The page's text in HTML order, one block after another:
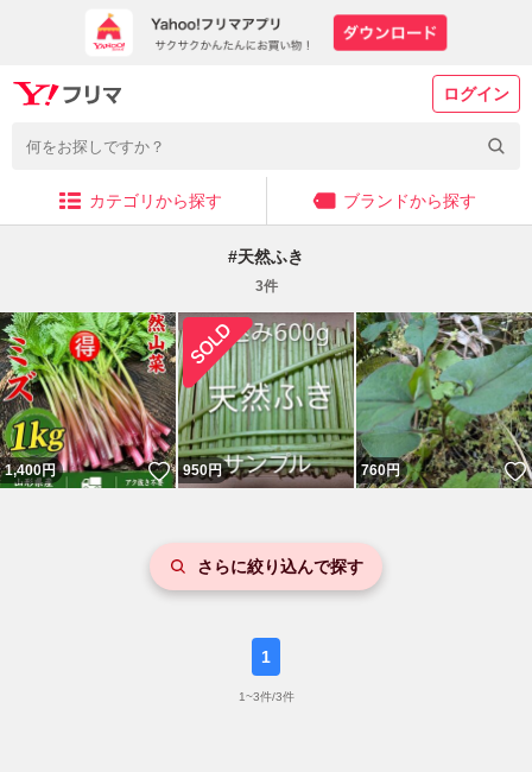
ログイン
カテゴリから探す ブランドから探す
#天然ふき
3件
1,400円 いいね！
950円 760円
さらに絞り込んで探す
1
1~3件/3件